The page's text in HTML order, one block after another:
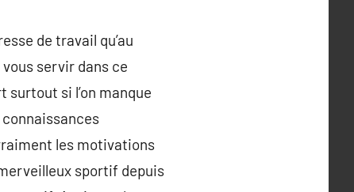
de travail qu’au
servir dans ce
surtout si l’on manque
les motivations
sportif depuis